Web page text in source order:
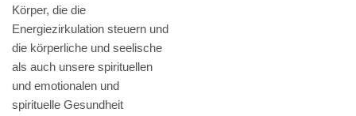
Körper, die die
Energiezirkulation steuern und
die körperliche und seelische
als auch unsere spirituellen
und emotionalen und
spirituelle Gesundheit